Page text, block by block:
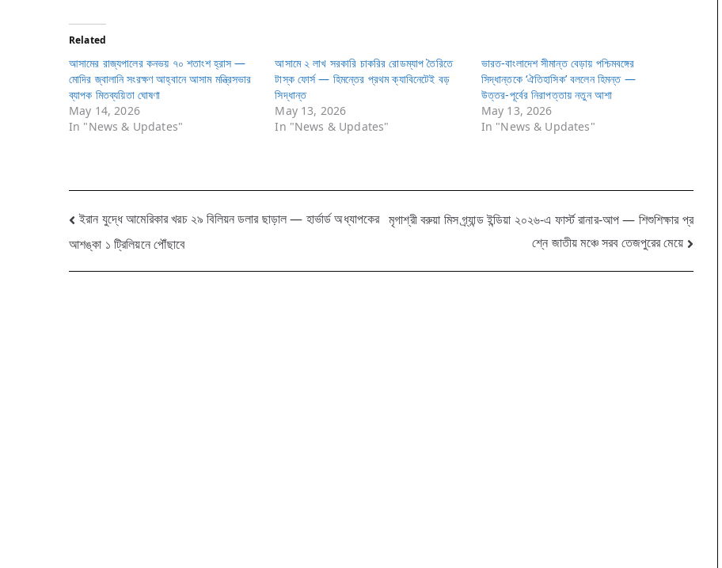
Related
আসামের রাজ্যপালের কনভয় ৭০ শতাংশ হ্রাস —
মোদির জ্বালানি সংরক্ষণ আহ্বানে আসাম মন্ত্রিসভার
ব্যাপক মিতব্যয়িতা ঘোষণা
May 14, 2026
In "News & Updates"
আসামে ২ লাখ সরকারি চাকরির রোডম্যাপ তৈরিতে
টাস্ক ফোর্স — হিমন্তের প্রথম ক্যাবিনেটেই বড়
সিদ্ধান্ত
May 13, 2026
In "News & Updates"
ভারত-বাংলাদেশ সীমান্ত বেড়ায় পশ্চিমবঙ্গের
সিদ্ধান্তকে ‘ঐতিহাসিক’ বললেন হিমন্ত —
উত্তর-পূর্বের নিরাপত্তায় নতুন আশা
May 13, 2026
In "News & Updates"
Post
navigation
ইরান যুদ্ধে আমেরিকার খরচ ২৯ বিলিয়ন ডলার ছাড়াল — হার্ভার্ড অধ্যাপকের
আশঙ্কা ১ ট্রিলিয়নে পৌঁছাবে
মৃগাশ্রী বরুয়া মিস গ্র্যান্ড ইন্ডিয়া ২০২৬-এ ফার্স্ট রানার-আপ — শিশুশিক্ষার প্র
শ্নে জাতীয় মঞ্চে সরব তেজপুরের মেয়ে